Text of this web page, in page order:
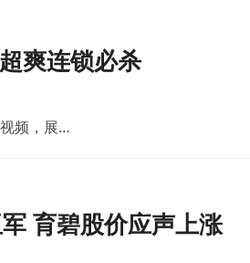
爽连锁必杀
频，展…
育碧股价应声上涨